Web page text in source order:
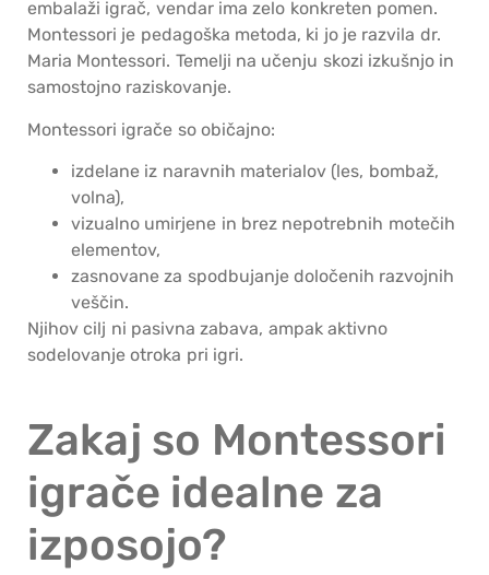
embalaži igrač, vendar ima zelo konkreten pomen.
Montessori je pedagoška metoda, ki jo je razvila dr.
Maria Montessori. Temelji na učenju skozi izkušnjo in
samostojno raziskovanje.
Montessori igrače so običajno:
izdelane iz naravnih materialov (les, bombaž,
volna),
vizualno umirjene in brez nepotrebnih motečih
elementov,
zasnovane za spodbujanje določenih razvojnih
veščin.
Njihov cilj ni pasivna zabava, ampak aktivno
sodelovanje otroka pri igri.
Zakaj so Montessori
igrače idealne za
izposojo?